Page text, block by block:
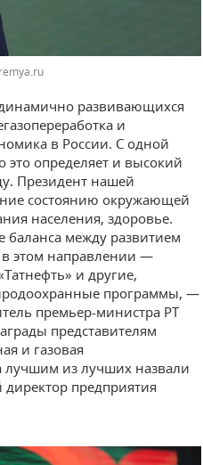
развивающихся
и
в России. С одной
определяет и высокий
Президент нашей
состоянию окружающей
населения, здоровье.
баланса между развитием
этом направлении —
и другие,
программы, —
премьер-министра РТ
представителям
и газовая
лучшим из лучших назвали
предприятия